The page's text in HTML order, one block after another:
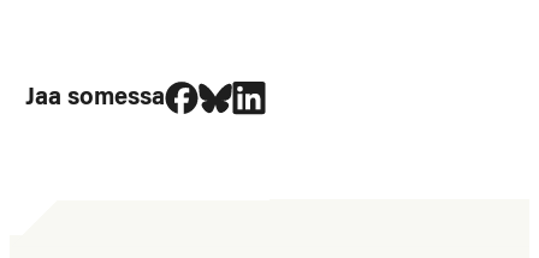
Jaa somessa
Jaa Facebookissa
Jaa Blueskyssa
Jaa LinkedIn:ssä